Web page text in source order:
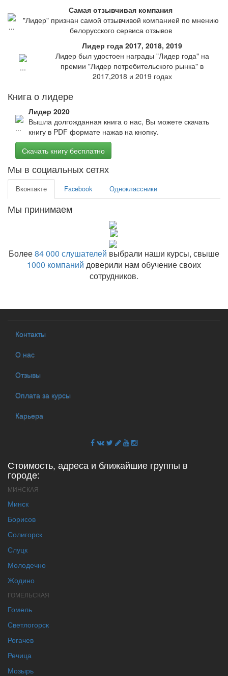
Самая отзывчивая компания
"Лидер" признан самой отзывчивой компанией по мнению
белорусского сервиса отзывов
Лидер года 2017, 2018, 2019
Лидер был удостоен награды "Лидер года" на
премии "Лидер потребительского рынка" в
2017,2018 и 2019 годах
Книга о лидере
Лидер 2020
Вышла долгожданная книга о нас, Вы можете скачать
книгу в PDF формате нажав на кнопку.
Скачать книгу бесплатно
Мы в социальных сетях
Вконтакте Facebook Одноклассники
Мы принимаем
Более84 000 слушателей выбрали наши курсы, свыше
1000 компаний доверили нам обучение своих
сотрудников.
Контакты
О нас
Отзывы
Оплата за курсы
Карьера
Стоимость, адреса и ближайшие группы в
городе:
МИНСКАЯ
Минск
Борисов
Солигорск
Слуцк
Молодечно
Жодино
ГОМЕЛЬСКАЯ
Гомель
Светлогорск
Рогачев
Речица
Мозырь